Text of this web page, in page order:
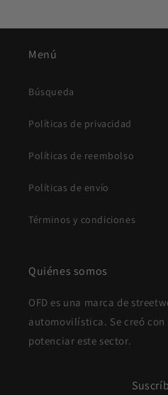
Menú
Búsqueda
Políticas de privacidad
Políticas de reembolso
Políticas de envío
Términos y condiciones
Quiénes somos
OFD es una marca de
automovilística. Se creó
potenciar este sector.